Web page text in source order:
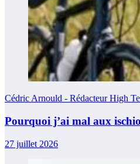
Cédric Arnould - Rédacteur High
Pourquoi j’ai mal aux
27 juillet 2026